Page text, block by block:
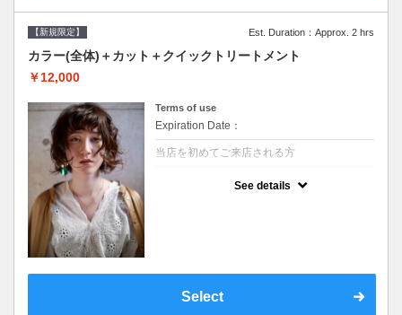
【新規限定】 Est. Duration：Approx. 2 hrs
カラー(全体)＋カット＋クイックトリートメント
￥12,000
Terms of use
Expiration Date：
当店を初めてご来店される方
See details
Select